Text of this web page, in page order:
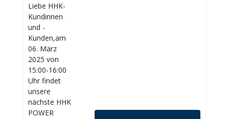
Liebe HHK-
Kundinnen
und -
Kunden,am
06. März
2025 von
15:00-16:00
Uhr findet
unsere
nächste HHK
POWER